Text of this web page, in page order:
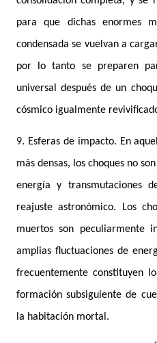
para que dichas enormes
condensada se vuelvan a
por lo tanto se preparen
universal después de un
cósmico igualmente
9. Esferas de impacto. En
más densas, los choques no
energía y transmutaciones
reajuste astronómico. Los
muertos son peculiarmente
amplias fluctuaciones de
frecuentemente constituyen
formación subsiguiente de
la habitación mortal.